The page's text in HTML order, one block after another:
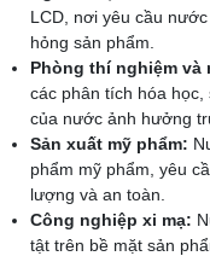
LCD, nơi yêu cầu
hỏng sản phẩm.
Phòng thí nghiệm
các phân tích hóa
của nước ảnh hưởng
Sản xuất mỹ phẩm:
phẩm mỹ phẩm, yêu
lượng và an toàn.
Công nghiệp xi mạ:
tật trên bề mặt sản